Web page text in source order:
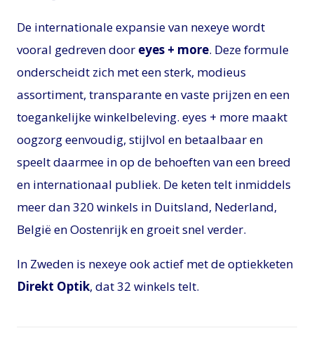
De internationale expansie van nexeye wordt
vooral gedreven door eyes + more. Deze formule
onderscheidt zich met een sterk, modieus
assortiment, transparante en vaste prijzen en een
toegankelijke winkelbeleving. eyes + more maakt
oogzorg eenvoudig, stijlvol en betaalbaar en
speelt daarmee in op de behoeften van een breed
en internationaal publiek. De keten telt inmiddels
meer dan 320 winkels in Duitsland, Nederland,
België en Oostenrijk en groeit snel verder.
In Zweden is nexeye ook actief met de optiekketen
Direkt Optik, dat 32 winkels telt.